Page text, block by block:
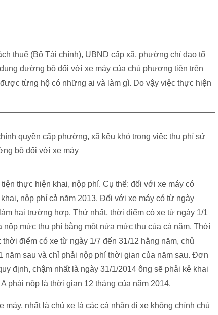
thuế (Bộ Tài chính), UBND cấp xã, phường chỉ đạo tổ
đường bộ đối với xe máy của chủ phương tiện trên
từng hộ có những ai và làm gì. Do vậy việc thực hiện
quyền cấp phường, xã kêu khó trong việc thu phí sử
bộ đối với xe máy
thực hiện khai, nộp phí. Cụ thể: đối với xe máy có
nộp phí cả năm 2013. Đối với xe máy có từ ngày
hai trường hợp. Thứ nhất, thời điểm có xe từ ngày 1/1
mức thu phí bằng một nửa mức thu của cả năm. Thời
điểm có xe từ ngày 1/7 đến 31/12 hằng năm, chủ
sau và chỉ phải nộp phí thời gian của năm sau. Đơn
định, chậm nhất là ngày 31/1/2014 ông sẽ phải kê khai
phải nộp là thời gian 12 tháng của năm 2014.
nhất là chủ xe là các cá nhân đi xe không chính chủ